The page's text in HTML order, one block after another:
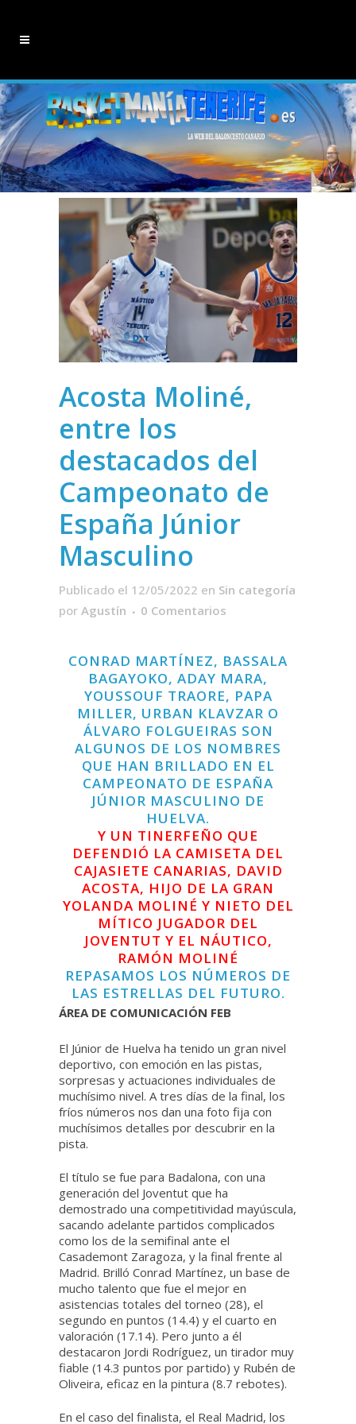
Acosta Moliné,
entre los
destacados del
Campeonato de
España Júnior
Masculino
Publicado el 12/05/2022 en Sin categoría
por Agustín 0 Comentarios
CONRAD MARTÍNEZ, BASSALA
BAGAYOKO, ADAY MARA,
YOUSSOUF TRAORE, PAPA
MILLER, URBAN KLAVZAR O
ÁLVARO FOLGUEIRAS SON
ALGUNOS DE LOS NOMBRES
QUE HAN BRILLADO EN EL
CAMPEONATO DE ESPAÑA
JÚNIOR MASCULINO DE
HUELVA.
Y UN TINERFEÑO QUE
DEFENDIÓ LA CAMISETA DEL
CAJASIETE CANARIAS, DAVID
ACOSTA, HIJO DE LA GRAN
YOLANDA MOLINÉ Y NIETO DEL
MÍTICO JUGADOR DEL
JOVENTUT Y EL NÁUTICO,
RAMÓN MOLINÉ
REPASAMOS LOS NÚMEROS DE
LAS ESTRELLAS DEL FUTURO.
ÁREA DE COMUNICACIÓN FEB
El Júnior de Huelva ha tenido un gran nivel
deportivo, con emoción en las pistas,
sorpresas y actuaciones individuales de
muchísimo nivel. A tres días de la final, los
fríos números nos dan una foto fija con
muchísimos detalles por descubrir en la
pista.
El título se fue para Badalona, con una
generación del Joventut que ha
demostrado una competitividad mayúscula,
sacando adelante partidos complicados
como los de la semifinal ante el
Casademont Zaragoza, y la final frente al
Madrid. Brilló Conrad Martínez, un base de
mucho talento que fue el mejor en
asistencias totales del torneo (28), el
segundo en puntos (14.4) y el cuarto en
valoración (17.14). Pero junto a él
destacaron Jordi Rodríguez, un tirador muy
fiable (14.3 puntos por partido) y Rubén de
Oliveira, eficaz en la pintura (8.7 rebotes).
En el caso del finalista, el Real Madrid, los